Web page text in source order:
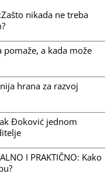
nikada ne treba
pomaže, a kada može
hrana za razvoj
Đoković jednom
I PRAKTIČNO: Kako